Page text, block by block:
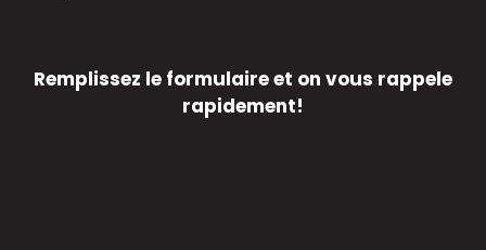
Remplissez le formulaire et on vous rappele
rapidement!